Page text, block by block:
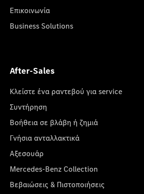
Επικοινωνία
Business Solutions
After-Sales
Κλείστε ένα ραντεβού για service
Συντήρηση
Βοήθεια σε βλάβη ή ζημιά
Γνήσια ανταλλακτικά
Αξεσουάρ
Mercedes-Benz Collection
Βεβαιώσεις & Πιστοποιήσεις